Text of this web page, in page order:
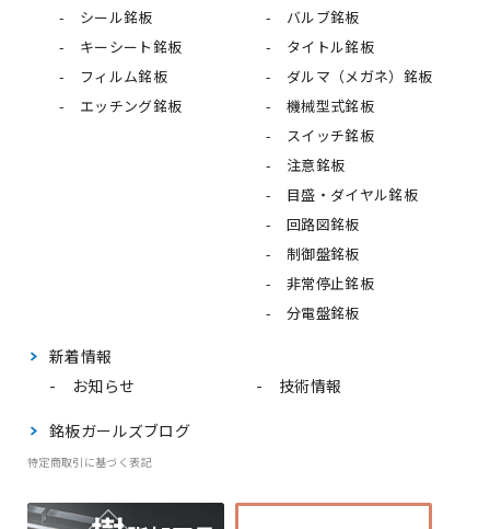
シール銘板
キーシート銘板
フィルム銘板
エッチング銘板
バルブ銘板
タイトル銘板
ダルマ（メガネ）銘板
機械型式銘板
スイッチ銘板
注意銘板
目盛・ダイヤル銘板
回路図銘板
制御盤銘板
非常停止銘板
分電盤銘板
新着情報
お知らせ
技術情報
銘板ガールズブログ
特定商取引に基づく表記